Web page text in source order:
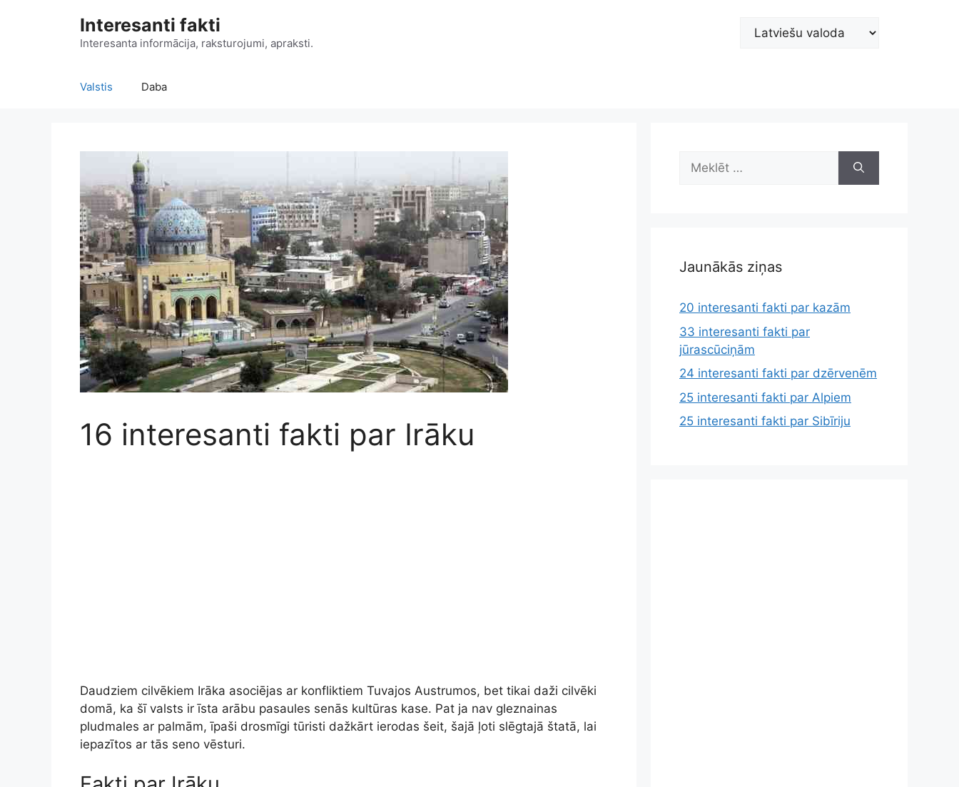
Interesanti fakti
Interesanta informācija, raksturojumi, apraksti.
Choose
Valstis Daba
16 interesanti fakti par Irāku
Daudziem cilvēkiem Irāka asociējas ar konfliktiem Tuvajos Austrumos, bet tikai daži cilvēki
domā, ka šī valsts ir īsta arābu pasaules senās kultūras kase. Pat ja nav gleznainas
pludmales ar palmām, īpaši drosmīgi tūristi dažkārt ierodas šeit, šajā ļoti slēgtajā štatā, lai
iepazītos ar tās seno vēsturi.
Meklēt:
Jaunākās ziņas
20 interesanti fakti par kazām
33 interesanti fakti par
jūrascūciņām
24 interesanti fakti par dzērvenēm
25 interesanti fakti par Alpiem
25 interesanti fakti par Sibīriju